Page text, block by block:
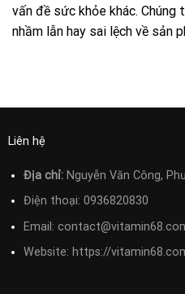
vấn đề sức khỏe khác. Chúng
nhầm lẫn hay sai lệch về sản
Liên hệ
Địa chỉ:Nguyễn Văn Công,
Điện thoại: 0936820830
Email:
Website: https://